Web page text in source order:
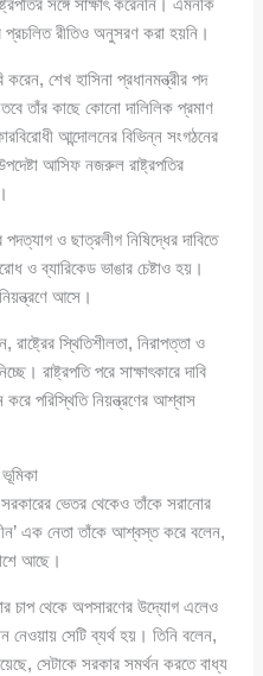
প্রচলিত রীতিও অনুসরণ করা হয়নি।
করেন, শেখ হাসিনা প্রধানমন্ত্রীর পদ
তাঁর কাছে কোনো দালিলিক প্রমাণ
আন্দোলনের বিভিন্ন সংগঠনের
আসিফ নজরুল রাষ্ট্রপতির
পদত্যাগ ও ছাত্রলীগ নিষিদ্ধের দাবিতে
ও ব্যারিকেড ভাঙার চেষ্টাও হয়।
আসে।
রাষ্ট্রের স্থিতিশীলতা, নিরাপত্তা ও
রাষ্ট্রপতি পরে সাক্ষাৎকারে দাবি
পরিস্থিতি নিয়ন্ত্রণের আশ্বাস
ভূমিকা
সরকারের ভেতর থেকেও তাঁকে সরানোর
এক নেতা তাঁকে আশ্বস্ত করে বলেন,
আছে।
চাপ থেকে অপসারণের উদ্যোগ এলেও
নেওয়ায় সেটি ব্যর্থ হয়। তিনি বলেন,
সেটাকে সরকার সমর্থন করতে বাধ্য